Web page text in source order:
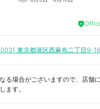
e
i
t
東京都港区西麻布二丁目9-16
る場合がございますので、店舗
ます。